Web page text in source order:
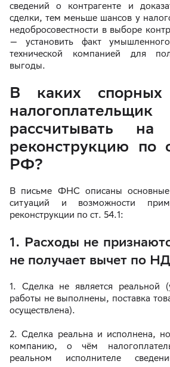
сведений о контрагенте и
сделки, тем меньше шансов у
недобросовестности в выборе
— установить факт
технической компанией для
выгоды.
В каких спорных
рассчитывать на
реконструкцию по
РФ?
В письме ФНС описаны основные
ситуаций и возможности
реконструкции по ст. 54.1:
1. Расходы не
не получает вычет по
1. Сделка не является реальной
работы не выполнены, поставка
осуществлена).
2. Сделка реальна и исполнена,
компанию, о чём
реальном исполнителе